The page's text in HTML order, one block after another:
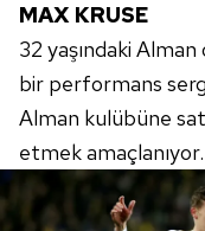
MAX KRUSE
32 yaşındaki
bir performans
Alman kulübüne
etmek amaçlanıyor.